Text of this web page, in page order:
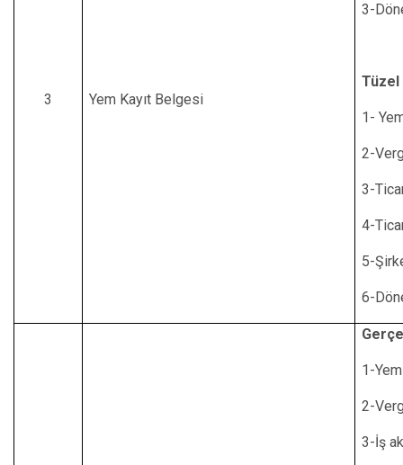
3 Yem Kayıt Belgesi
3-
Tüzel
1-
2-
3-
4-
5-
6-
1-
2-
3-İş